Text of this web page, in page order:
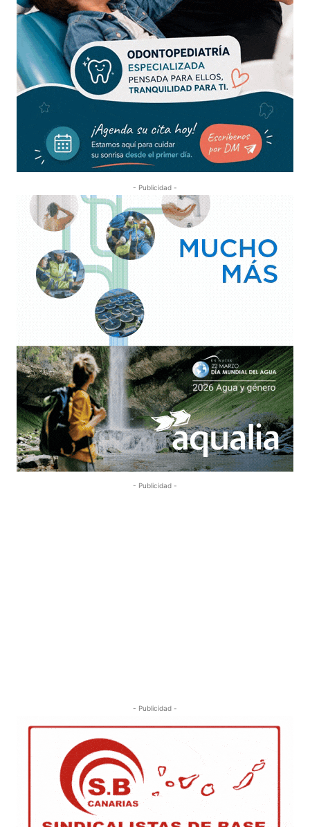
- Publicidad -
- Publicidad -
- Publicidad -